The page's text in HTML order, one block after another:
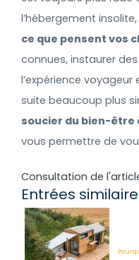
l’hébergement
ce que pensent vos
connues, instaurer
l’expérience
suite beaucoup plus
soucier du bien-être
vous permettre de
Consultation de
Entrées